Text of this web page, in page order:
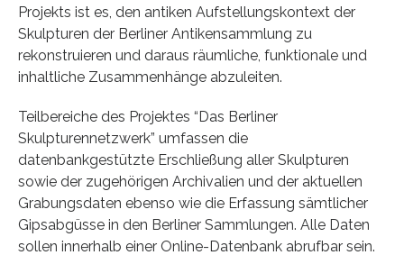
Projekts ist es, den antiken Aufstellungskontext der
Skulpturen der Berliner Antikensammlung zu
rekonstruieren und daraus räumliche, funktionale und
inhaltliche Zusammenhänge abzuleiten.
Teilbereiche des Projektes “Das Berliner
Skulpturennetzwerk” umfassen die
datenbankgestützte Erschließung aller Skulpturen
sowie der zugehörigen Archivalien und der aktuellen
Grabungsdaten ebenso wie die Erfassung sämtlicher
Gipsabgüsse in den Berliner Sammlungen. Alle Daten
sollen innerhalb einer Online-Datenbank abrufbar sein.